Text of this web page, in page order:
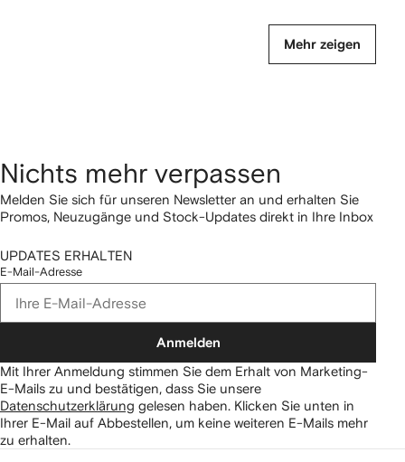
Mehr zeigen
Nichts mehr verpassen
Melden Sie sich für unseren Newsletter an und erhalten Sie
Promos, Neuzugänge und Stock-Updates direkt in Ihre Inbox
UPDATES ERHALTEN
E-Mail-Adresse
Anmelden
Mit Ihrer Anmeldung stimmen Sie dem Erhalt von Marketing-
E-Mails zu und bestätigen, dass Sie unsere
Datenschutzerklärung gelesen haben. Klicken Sie unten in
Ihrer E-Mail auf Abbestellen, um keine weiteren E-Mails mehr
zu erhalten.